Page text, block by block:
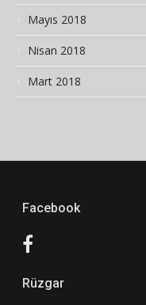
Mayıs 2018
Nisan 2018
Mart 2018
Facebook
Rüzgar